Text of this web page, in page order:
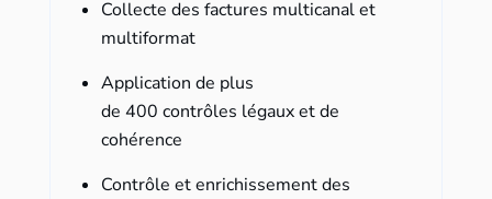
Collecte des factures multicanal et
multiformat
Application de plus
de 400 contrôles légaux et de
cohérence
Contrôle et enrichissement des